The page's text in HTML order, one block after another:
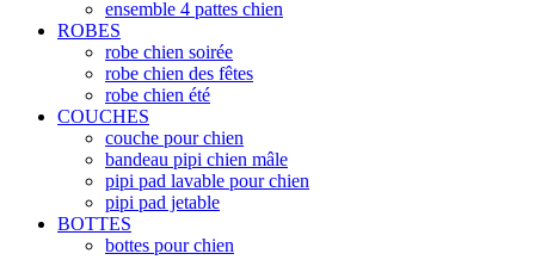
ensemble 4 pattes chien
ROBES
robe chien soirée
robe chien des fêtes
robe chien été
COUCHES
couche pour chien
bandeau pipi chien mâle
pipi pad lavable pour chien
pipi pad jetable
BOTTES
bottes pour chien